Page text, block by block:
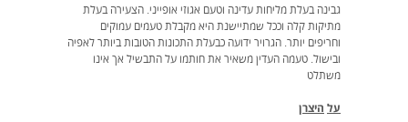
גבינה בעלת מליחות עדינה וטעם אגוזי אופייני. הצעירה בעלת
מתיקות קלה וככל שמתיישנת היא מקבלת טעמים עמוקים
וחריפים יותר. הגרויר ידועה כבעלת התכונות הטובות ביותר לאפיה
ובישול. טעמה העדין משאיר את חותמו על התבשיל אך אינו
משתלט
על היצרן